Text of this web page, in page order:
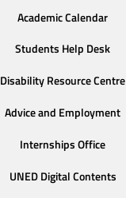
Academic Calendar
Students Help Desk
Disability Resource Centre
Advice and Employment
Internships Office
UNED Digital Contents